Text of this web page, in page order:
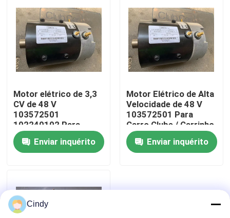
Casa
Sobre nós
Motor elétrico de 3,3
CV de 48 V
103572501
102240102 Para
carro de clube
Enviar inquérito
Motor Elétrico de Alta
Velocidade de 48 V
103572501 Para
Carro Clube / Carrinho
de Golf
Enviar inquérito
Cindy